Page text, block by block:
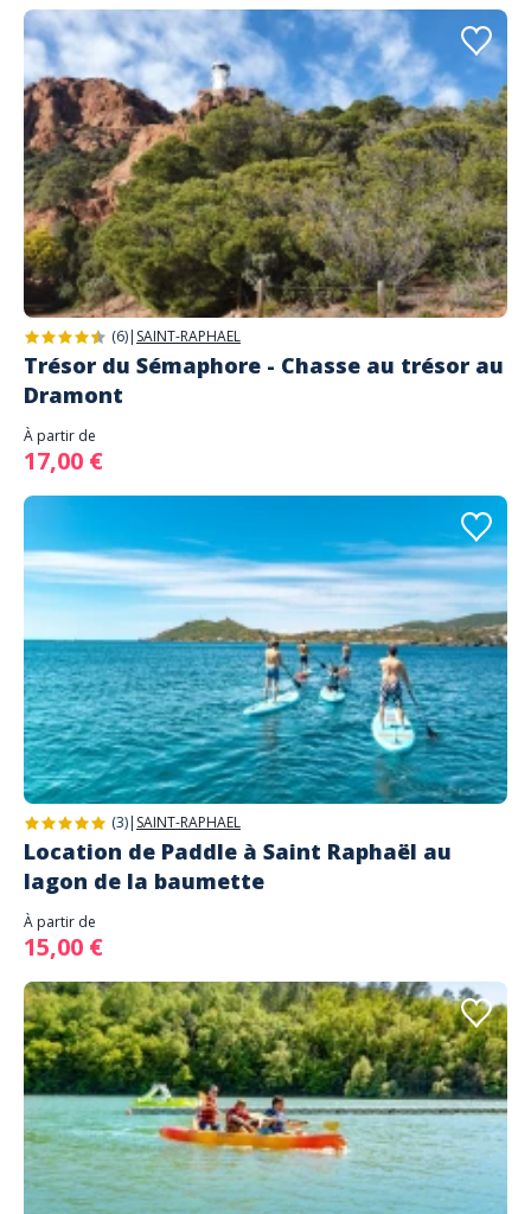
(6)| SAINT-RAPHAEL
Trésor du Sémaphore - Chasse au trésor au
Dramont
À partir de
17,00 €
(3)| SAINT-RAPHAEL
Location de Paddle à Saint Raphaël au
lagon de la baumette
À partir de
15,00 €